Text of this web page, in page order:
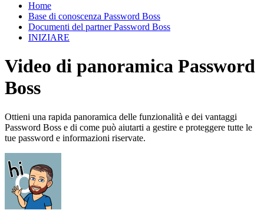
Home
Base di conoscenza Password Boss
Documenti del partner Password Boss
INIZIARE
Video di panoramica Password
Boss
Ottieni una rapida panoramica delle funzionalità e dei vantaggi
Password Boss e di come può aiutarti a gestire e proteggere tutte le
tue password e informazioni riservate.